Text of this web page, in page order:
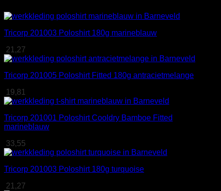
Tricorp 201003 Poloshirt 180g marineblauw
21,27
Tricorp 201005 Poloshirt Fitted 180g antracietmelange
19,81
Tricorp 201001 Poloshirt Cooldry Bamboe Fitted
marineblauw
33,55
Tricorp 201003 Poloshirt 180g turquoise
21,27